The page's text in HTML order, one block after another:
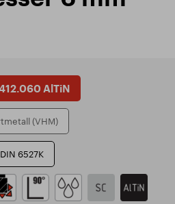
AlTiN
(VHM)
DIN 6527K